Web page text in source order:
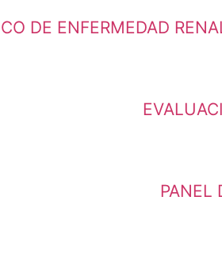
DE ENFERMEDAD
PANEL